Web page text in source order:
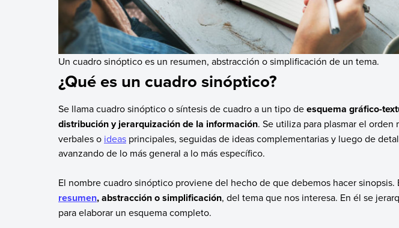
Un cuadro sinóptico es un resumen, abstracción o simplificación de un tema.
¿Qué es un cuadro sinóptico?
Se llama cuadro sinóptico o síntesis de cuadro a un tipo deesquema gráfico-
distribución y jerarquización de la información. Se utiliza para plasmar el orden
verbales o ideasprincipales, seguidas de ideas complementarias y luego de
avanzando de lo más general a lo más específico.
El nombre cuadro sinóptico proviene del hecho de que debemos hacer sinopsis.
resumen, abstracción o simplificación, del tema que nos interesa. En él se
para elaborar un esquema completo.